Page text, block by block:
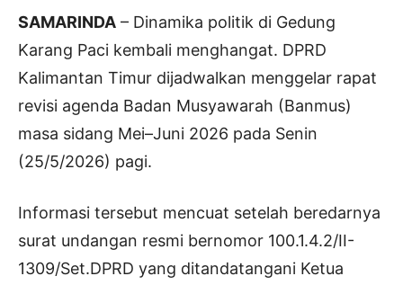
SAMARINDA – Dinamika politik di Gedung
Karang Paci kembali menghangat. DPRD
Kalimantan Timur dijadwalkan menggelar rapat
revisi agenda Badan Musyawarah (Banmus)
masa sidang Mei–Juni 2026 pada Senin
(25/5/2026) pagi.
Informasi tersebut mencuat setelah beredarnya
surat undangan resmi bernomor 100.1.4.2/II-
1309/Set.DPRD yang ditandatangani Ketua